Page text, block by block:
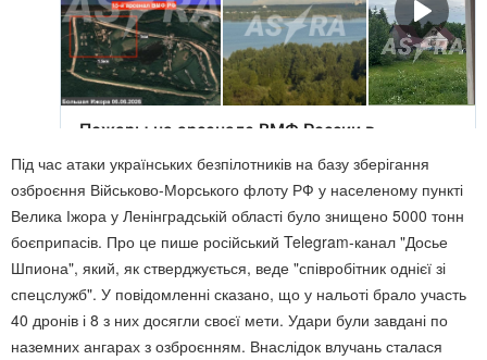
Під час атаки українських безпілотників на базу зберігання
озброєння Військово-Морського флоту РФ у населеному пункті
Велика Іжора у Ленінградській області було знищено 5000 тонн
боєприпасів. Про це пише російський Telegram-канал "Досье
Шпиона", який, як стверджується, веде "співробітник однієї зі
спецслужб". У повідомленні сказано, що у нальоті брало участь
40 дронів і 8 з них досягли своєї мети. Удари були завдані по
наземних ангарах з озброєнням. Внаслідок влучань сталася